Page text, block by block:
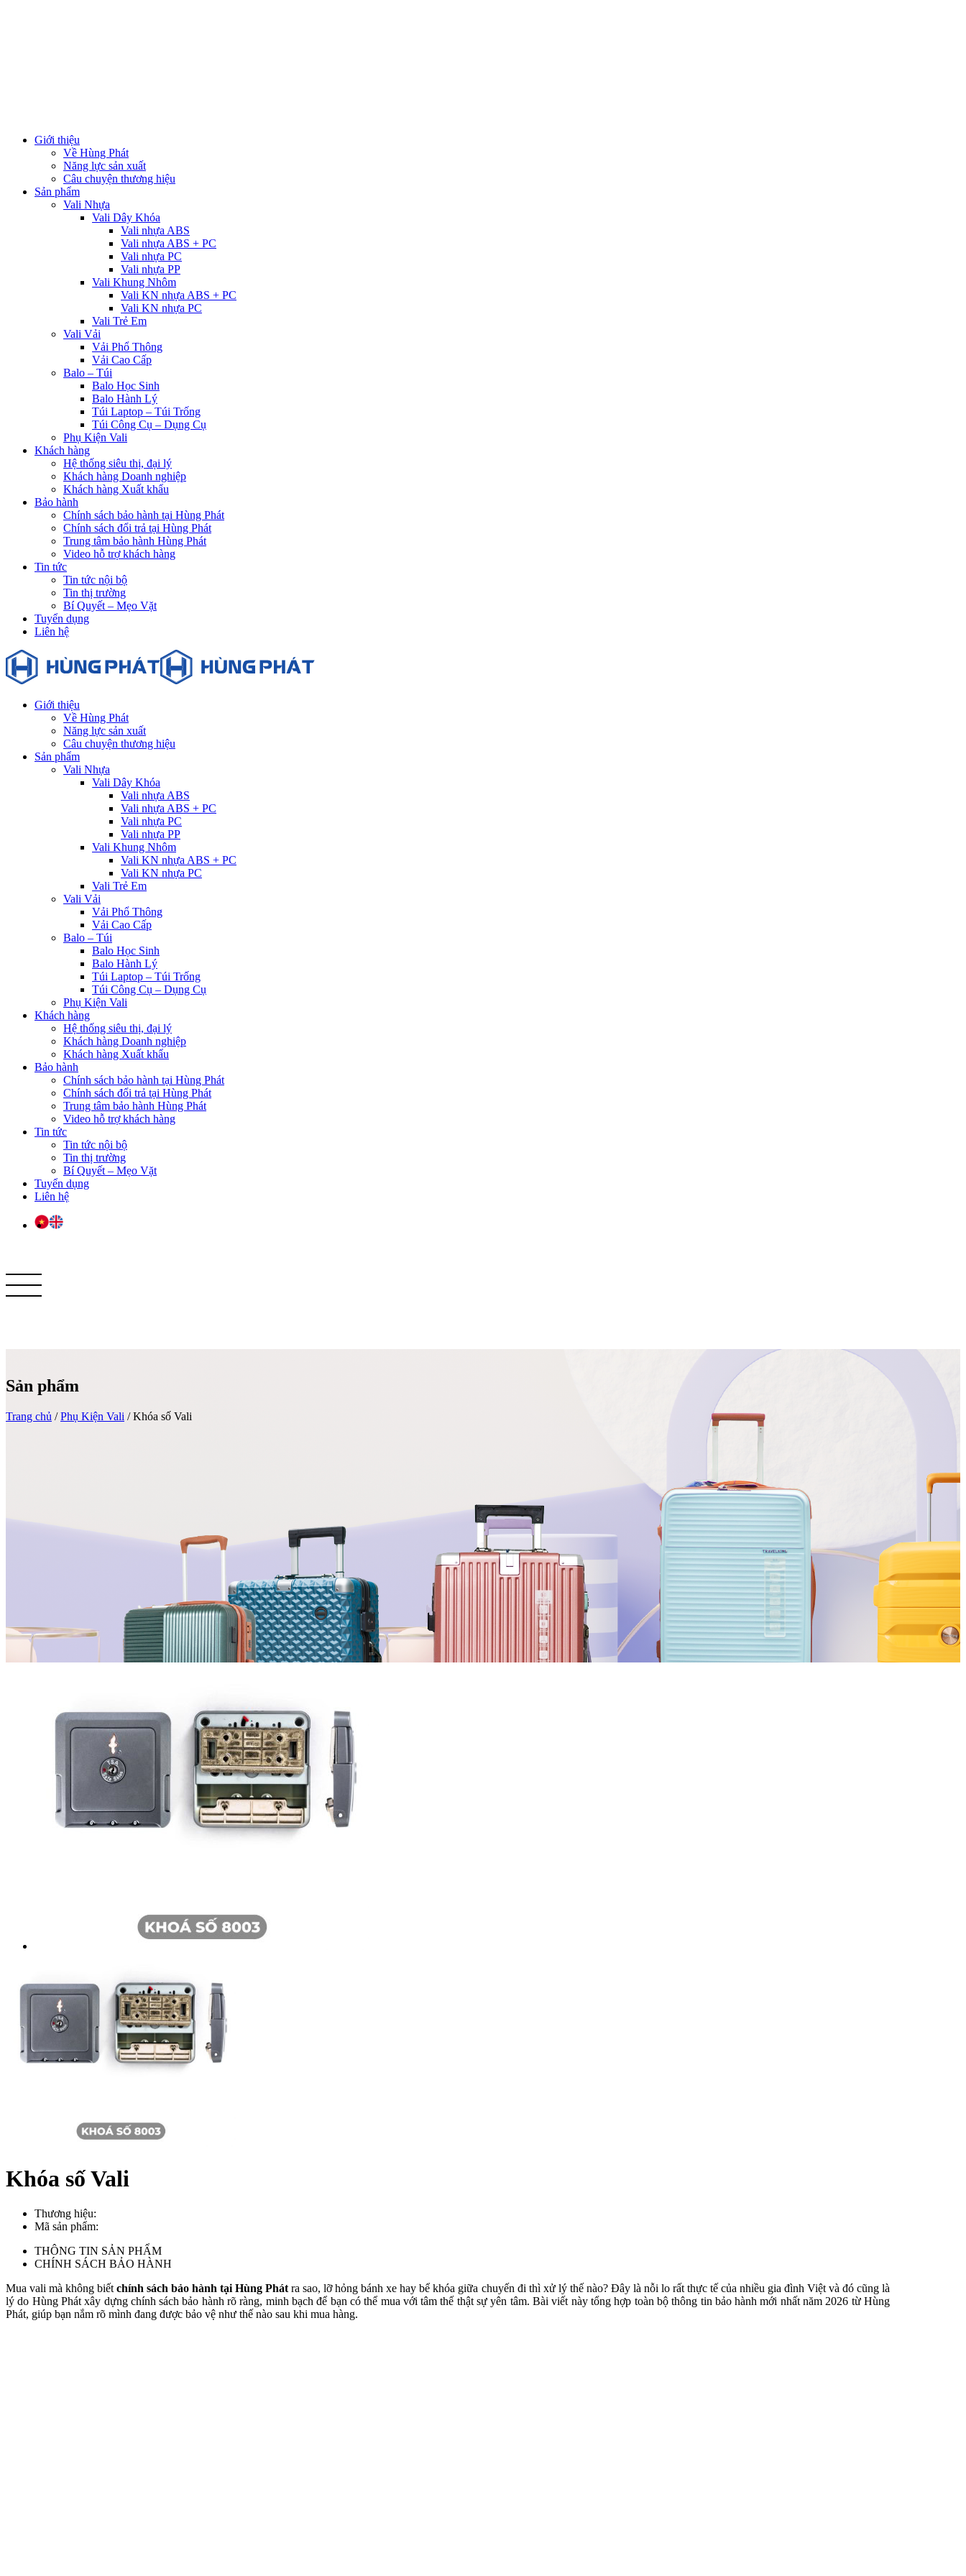
Giới thiệu
Về Hùng Phát
Năng lực sản xuất
Câu chuyện thương hiệu
Sản phẩm
Vali Nhựa
Vali Dây Khóa
Vali nhựa ABS
Vali nhựa ABS + PC
Vali nhựa PC
Vali nhựa PP
Vali Khung Nhôm
Vali KN nhựa ABS + PC
Vali KN nhựa PC
Vali Trẻ Em
Vali Vải
Vải Phổ Thông
Vải Cao Cấp
Balo – Túi
Balo Học Sinh
Balo Hành Lý
Túi Laptop – Túi Trống
Túi Công Cụ – Dụng Cụ
Phụ Kiện Vali
Khách hàng
Hệ thống siêu thị, đại lý
Khách hàng Doanh nghiệp
Khách hàng Xuất khẩu
Bảo hành
Chính sách bảo hành tại Hùng Phát
Chính sách đổi trả tại Hùng Phát
Trung tâm bảo hành Hùng Phát
Video hỗ trợ khách hàng
Tin tức
Tin tức nội bộ
Tin thị trường
Bí Quyết – Mẹo Vặt
Tuyển dụng
Liên hệ
Giới thiệu
Về Hùng Phát
Năng lực sản xuất
Câu chuyện thương hiệu
Sản phẩm
Vali Nhựa
Vali Dây Khóa
Vali nhựa ABS
Vali nhựa ABS + PC
Vali nhựa PC
Vali nhựa PP
Vali Khung Nhôm
Vali KN nhựa ABS + PC
Vali KN nhựa PC
Vali Trẻ Em
Vali Vải
Vải Phổ Thông
Vải Cao Cấp
Balo – Túi
Balo Học Sinh
Balo Hành Lý
Túi Laptop – Túi Trống
Túi Công Cụ – Dụng Cụ
Phụ Kiện Vali
Khách hàng
Hệ thống siêu thị, đại lý
Khách hàng Doanh nghiệp
Khách hàng Xuất khẩu
Bảo hành
Chính sách bảo hành tại Hùng Phát
Chính sách đổi trả tại Hùng Phát
Trung tâm bảo hành Hùng Phát
Video hỗ trợ khách hàng
Tin tức
Tin tức nội bộ
Tin thị trường
Bí Quyết – Mẹo Vặt
Tuyển dụng
Liên hệ
Sản phẩm
Trang chủ /Phụ Kiện Vali /Khóa số Vali
Khóa số Vali
Thương hiệu:
Mã sản phẩm:
THÔNG TIN SẢN PHẨM
CHÍNH SÁCH BẢO HÀNH
Mua vali mà không biếtchính sách bảo hành tại Hùng Phát ra sao, lỡ hỏng bánh xe hay bể khóa giữa chuyến đi thì xử lý thế nào? Đây là nỗi lo rất thực tế của nhiều gia đình Việt và đó cũng là
lý do Hùng Phát xây dựng chính sách bảo hành rõ ràng, minh bạch để bạn có thể mua với tâm thế thật sự yên tâm. Bài viết này tổng hợp toàn bộ thông tin bảo hành mới nhất năm 2026 từ Hùng
Phát, giúp bạn nắm rõ mình đang được bảo vệ như thế nào sau khi mua hàng.